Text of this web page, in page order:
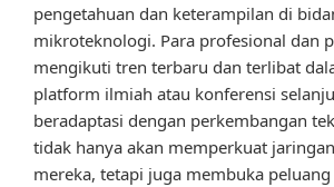
pengetahuan dan keterampilan di
mikroteknologi. Para profesional dan
mengikuti tren terbaru dan terlibat
platform ilmiah atau konferensi
beradaptasi dengan perkembangan
tidak hanya akan memperkuat
mereka, tetapi juga membuka